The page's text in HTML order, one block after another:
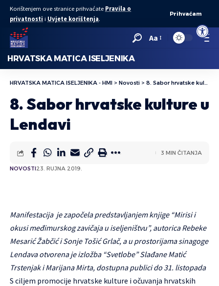
Korištenjem ove stranice prihvaćate Pravila o
privatnosti i Uvjete korištenja.
Prihvaćam
Aa
HRVATSKA MATICA ISELJENIKA
HRVATSKA MATICA ISELJENIKA - HMI > Novosti > 8. Sabor hrvatske kulture u Lendavi
8. Sabor hrvatske kulture u
Lendavi
NOVOSTI23. RUJNA 2019.
3 MIN ČITANJA
Manifestacija je započela predstavljanjem knjige “Mirisi i
okusi međimurskog zavičaja u iseljeništvu”, autorica Rebeke
Mesarić Žabčić i Sonje Tošić Grlač, a u prostorijama sinagoge
Lendava otvorena je izložba “Svetlobe” Slađane Matić
Trstenjak i Marijana Mirta, dostupna publici do 31. listopada
S ciljem promocije hrvatske kulture i očuvanja hrvatskih
Open